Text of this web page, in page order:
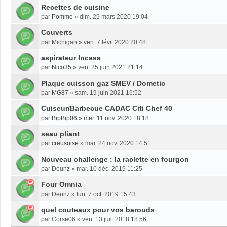
Recettes de cuisine
par Pomme » dim. 29 mars 2020 19:04
Couverts
par Michigan » ven. 7 févr. 2020 20:48
aspirateur Incasa
par Nico35 » ven. 25 juin 2021 21:14
Plaque cuisson gaz SMEV / Dometic
par MG87 » sam. 19 juin 2021 16:52
Cuiseur/Barbecue CADAC Citi Chef 40
par BipBip06 » mer. 11 nov. 2020 18:18
seau pliant
par creusoise » mar. 24 nov. 2020 14:51
Nouveau challenge : la raclette en fourgon
par Deunz » mar. 10 déc. 2019 11:25
Four Omnia
par Deunz » lun. 7 oct. 2019 15:43
quel couteaux pour vos barouds
par Corse06 » ven. 13 juil. 2018 18:56